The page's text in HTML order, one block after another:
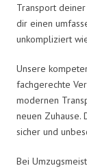
Transport
dir einen
unkompliziert
Unsere
fachgerechte
modernen
neuen Zuhause.
sicher und
Bei